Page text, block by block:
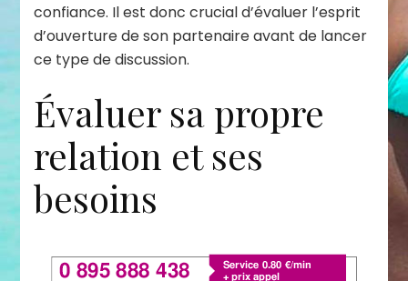
confiance. Il est donc crucial d’évaluer l’esprit
d’ouverture de son partenaire avant de lancer
ce type de discussion.
Évaluer sa propre
relation et ses
besoins